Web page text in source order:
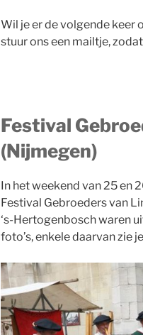
Wil je er de volgende keer
stuur ons een mailtje,
Festival
(Nijmegen)
In het weekend van 25 en
Festival Gebroeders van
‘s-Hertogenbosch waren
foto’s, enkele daarvan zie